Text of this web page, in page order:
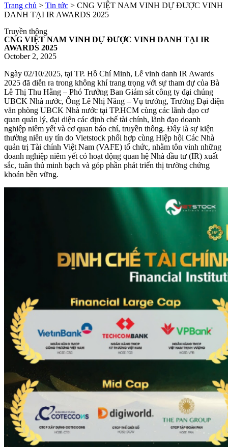
Trang chủ > Tin tức > CNG VIỆT NAM VINH DỰ ĐƯỢC VINH
DANH TẠI IR AWARDS 2025
Truyền thông
CNG VIỆT NAM VINH DỰ ĐƯỢC VINH DANH TẠI IR
AWARDS 2025
October 2, 2025
Ngày 02/10/2025, tại TP. Hồ Chí Minh, Lễ vinh danh IR Awards
2025 đã diễn ra trong không khí trang trọng với sự tham dự của Bà
Lê Thị Thu Hằng – Phó Trưởng Ban Giám sát công ty đại chúng
UBCK Nhà nước, Ông Lê Nhị Năng – Vụ trưởng, Trưởng Đại diện
văn phòng UBCK Nhà nước tại TP.HCM cùng các lãnh đạo cơ
quan quản lý, đại diện các định chế tài chính, lãnh đạo doanh
nghiệp niêm yết và cơ quan báo chí, truyền thông. Đây là sự kiện
thường niên uy tín do Vietstock phối hợp cùng Hiệp hội Các Nhà
quản trị Tài chính Việt Nam (VAFE) tổ chức, nhằm tôn vinh những
doanh nghiệp niêm yết có hoạt động quan hệ Nhà đầu tư (IR) xuất
sắc, tuân thủ minh bạch và góp phần phát triển thị trường chứng
khoán bền vững.